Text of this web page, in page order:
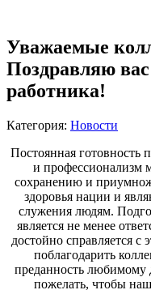
Уважаемые
Поздравляю
работника!
Категория: Новости
Постоянная готовность
и профессионализм
сохранению и
здоровья нации и
служения людям.
является не менее
достойно справляется
поблагодарить
преданность любимому
пожелать, чтобы